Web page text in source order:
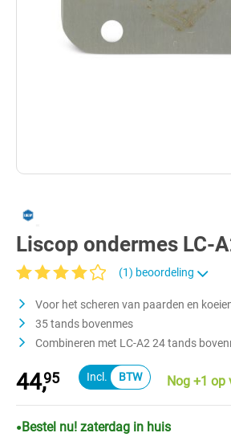
Liscop ondermes LC-
(1) beoordeling
Voor het scheren van paarden en
35 tands bovenmes
Combineren met LC-A2 24 tands
44,95 Nog +1 op
Bestel nu! zaterdag in huis